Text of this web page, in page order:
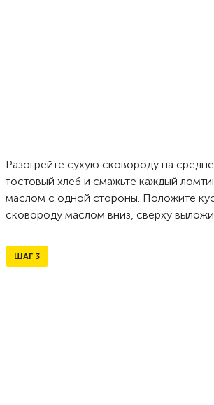
Разогрейте сухую сковороду на
тостовый хлеб и смажьте каждый
маслом с одной стороны. Положите
сковороду маслом вниз, сверху
ШАГ 3